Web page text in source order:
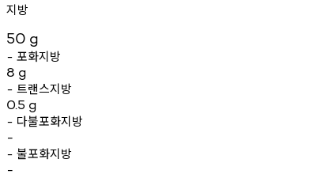
지방
50 g
- 포화지방
8 g
- 트랜스지방
0.5 g
- 다불포화지방
-
- 불포화지방
-